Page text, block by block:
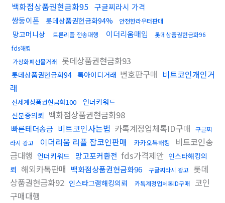
백화점상품권현금화95 구글찌라시 가격
쌍둥이폰
롯데상품권현금화94% 안전한라우터판매
망고머니상 트론리플 전송대행 이더리움매입
롯데상품권현금화96
fds해킹
가상화폐선물거래
롯데상품권현금화93
롯데상품권현금화94 톡아이디거래 번호판구매 비트코인개인거
래
신세계상품권현금화100
언더키워드
신분증의뢰 백화점상품권현금화98
빠른테더송금 비트코인사는법 카톡계정업체톡ID구매
구글찌
라시 광고
이더리움 리플 잡코인판매 카카오톡해킹
비트코인송
금대행 언더키워드 망고포커환전 fds가격제안 인스타해킹의
뢰 해외카톡판매 백화점상품권현금화96 구글찌라시 광고
롯데
상품권현금화92 인스타그램해킹의뢰 카톡계정업체톡ID구매 코인
구매대행